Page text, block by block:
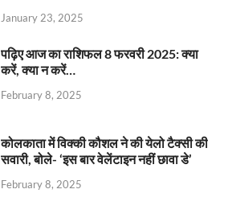
January 23, 2025
पढ़िए आज का राशिफल 8 फरवरी 2025: क्या
करें, क्या न करें…
February 8, 2025
कोलकाता में विक्की कौशल ने की येलो टैक्सी की
सवारी, बोले- ‘इस बार वेलेंटाइन नहीं छावा डे’
February 8, 2025